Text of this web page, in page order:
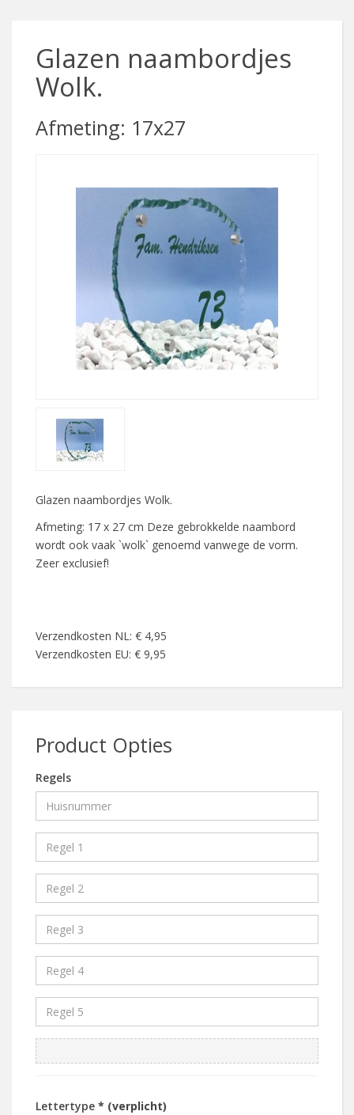
Glazen naambordjes
Wolk.
Afmeting: 17x27
Glazen naambordjes Wolk.
Afmeting: 17 x 27 cm Deze gebrokkelde naambord
wordt ook vaak `wolk` genoemd vanwege de vorm.
Zeer exclusief!
Verzendkosten NL: € 4,95
Verzendkosten EU: € 9,95
Product Opties
Regels
Lettertype * (verplicht)